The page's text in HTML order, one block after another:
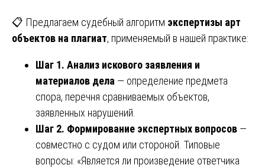
📋 Предлагаем судебный алгоритм экспертизы арт
объектов на плагиат, применяемый в нашей практике:
Шаг 1. Анализ искового заявления и
материалов дела — определение предмета
спора, перечня сравниваемых объектов,
заявленных нарушений.
Шаг 2. Формирование экспертных вопросов —
совместно с судом или стороной. Типовые
вопросы: «Является ли произведение ответчика